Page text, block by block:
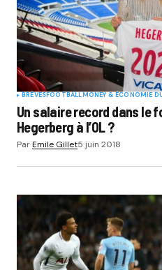
BRÈVESFOOTBALLMONEY & ÉCONOMIE
Un salaire record dans le
Hegerberg à l’OL ?
ParEmile Gillet5 juin 2018